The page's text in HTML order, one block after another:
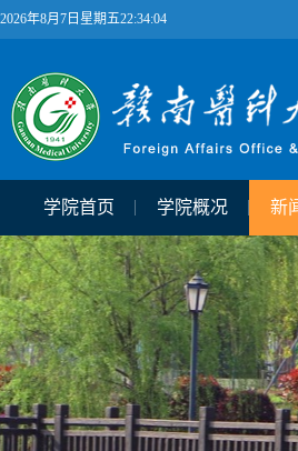
2026年8月7日星期五22:34:05
学院首页 学院概况 新